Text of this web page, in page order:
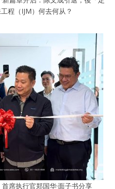
程（IJM）何去何从？
席执行官郑国华·面子书分享